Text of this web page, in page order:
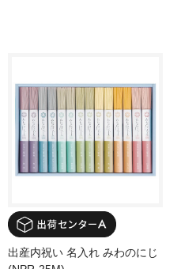
出産内祝い 名入れ みわのにじ